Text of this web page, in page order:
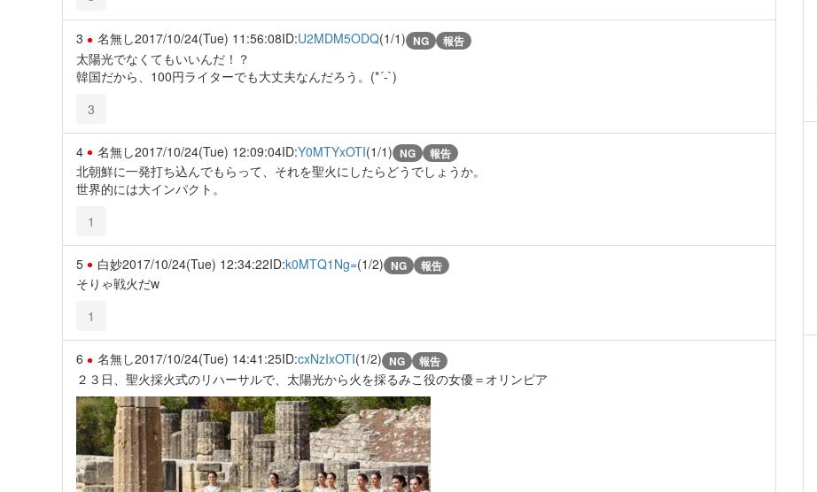
3 名無し2017/10/24(Tue) 11:56:08ID:U2MDM5ODQ(1/1) NG 報告
太陽光でなくてもいいんだ！？
韓国だから、100円ライターでも大丈夫なんだろう。(*´-`)
3
4 名無し2017/10/24(Tue) 12:09:04ID:Y0MTYxOTI(1/1) NG 報告
北朝鮮に一発打ち込んでもらって、それを聖火にしたらどうでしょうか。
世界的には大インパクト。
1
5 白妙2017/10/24(Tue) 12:34:22ID:k0MTQ1Ng=(1/2) NG 報告
そりゃ戦火だw
1
6 名無し2017/10/24(Tue) 14:41:25ID:cxNzIxOTI(1/2) NG 報告
２３日、聖火採火式のリハーサルで、太陽光から火を採るみこ役の女優＝オリンピア